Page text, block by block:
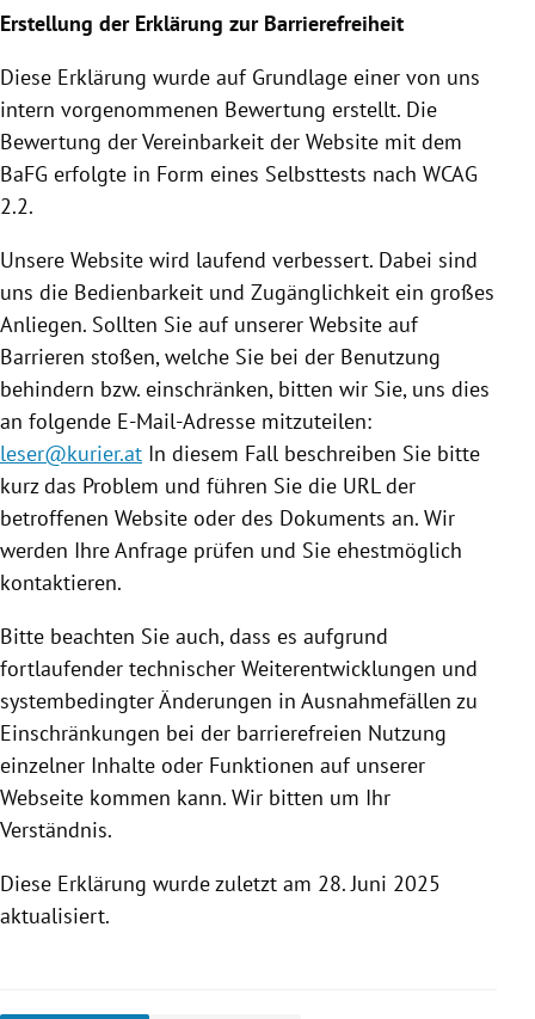
Erstellung der Erklärung zur Barrierefreiheit
Diese Erklärung wurde auf Grundlage einer von uns
intern vorgenommenen Bewertung erstellt. Die
Bewertung der Vereinbarkeit der Website mit dem
BaFG erfolgte in Form eines Selbsttests nach WCAG
2.2.
Unsere Website wird laufend verbessert. Dabei sind
uns die Bedienbarkeit und Zugänglichkeit ein großes
Anliegen. Sollten Sie auf unserer Website auf
Barrieren stoßen, welche Sie bei der Benutzung
behindern bzw. einschränken, bitten wir Sie, uns dies
an folgende E-Mail-Adresse mitzuteilen:
leser@kurier.at In diesem Fall beschreiben Sie bitte
kurz das Problem und führen Sie die URL der
betroffenen Website oder des Dokuments an. Wir
werden Ihre Anfrage prüfen und Sie ehestmöglich
kontaktieren.
Bitte beachten Sie auch, dass es aufgrund
fortlaufender technischer Weiterentwicklungen und
systembedingter Änderungen in Ausnahmefällen zu
Einschränkungen bei der barrierefreien Nutzung
einzelner Inhalte oder Funktionen auf unserer
Webseite kommen kann. Wir bitten um Ihr
Verständnis.
Diese Erklärung wurde zuletzt am 28. Juni 2025
aktualisiert.